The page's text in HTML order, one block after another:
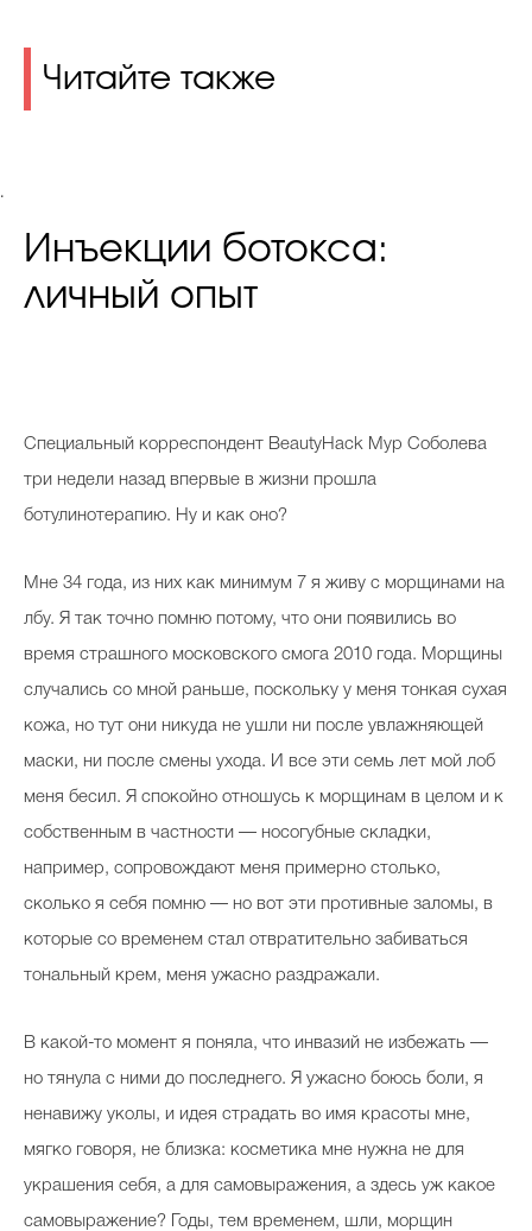
Читайте также
.
Инъекции ботокса:
личный опыт
Специальный корреспондент BeautyHack Мур Соболева
три недели назад впервые в жизни прошла
ботулинотерапию. Ну и как оно?
Мне 34 года, из них как минимум 7 я живу с морщинами на
лбу. Я так точно помню потому, что они появились во
время страшного московского смога 2010 года. Морщины
случались со мной раньше, поскольку у меня тонкая сухая
кожа, но тут они никуда не ушли ни после увлажняющей
маски, ни после смены ухода. И все эти семь лет мой лоб
меня бесил. Я спокойно отношусь к морщинам в целом и к
собственным в частности — носогубные складки,
например, сопровождают меня примерно столько,
сколько я себя помню — но вот эти противные заломы, в
которые со временем стал отвратительно забиваться
тональный крем, меня ужасно раздражали.
В какой-то момент я поняла, что инвазий не избежать —
но тянула с ними до последнего. Я ужасно боюсь боли, я
ненавижу уколы, и идея страдать во имя красоты мне,
мягко говоря, не близка: косметика мне нужна не для
украшения себя, а для самовыражения, а здесь уж какое
самовыражение? Годы, тем временем, шли, морщин